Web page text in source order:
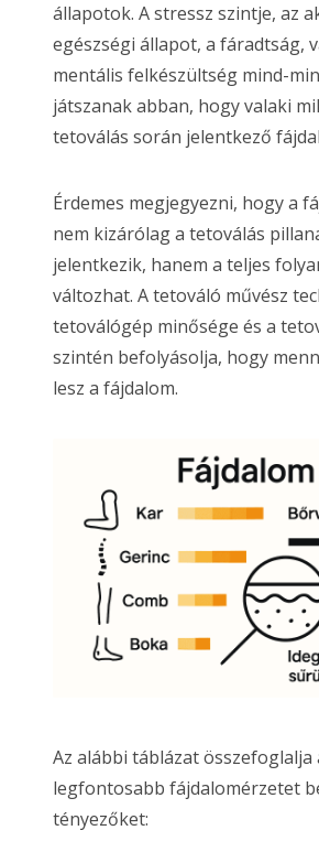
állapotok. A stressz szintje, az
egészségi állapot, a fáradtság,
mentális felkészültség mind-
játszanak abban, hogy valaki
tetoválás során jelentkező
Érdemes megjegyezni, hogy a
nem kizárólag a tetoválás
jelentkezik, hanem a teljes
változhat. A tetováló művész
tetoválógép minősége és a
szintén befolyásolja, hogy
lesz a fájdalom.
Az alábbi táblázat összefoglalja
legfontosabb fájdalomérzetet
tényezőket: